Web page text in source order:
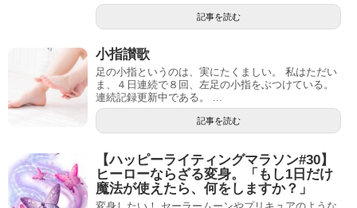
記事を読む
小指讃歌
足の小指というのは、実にたくましい。 私はただい
ま、４日連続で８回、左足の小指をぶつけている。
連続記録更新中である。 ...
記事を読む
【ハッピーライティングマラソン#30】
ヒーローならざる変身。「もし1日だけ
魔法が使えたら、何をしますか？」